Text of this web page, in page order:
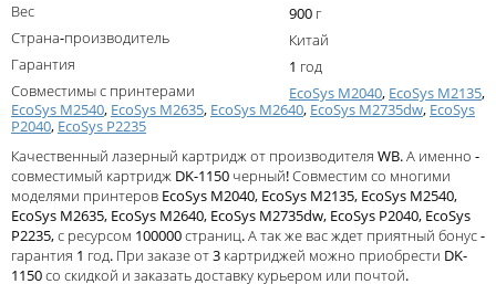
Ricoh
Samsung
Sharp
Toshiba
Xerox
Для франкировальной машины
Ленточные картриджи
Вес
900 г
Страна-производитель
Китай
Гарантия
1 год
Совместимы с принтерами
EcoSys M2040, EcoSys M2135,
EcoSys M2540, EcoSys M2635, EcoSys M2640, EcoSys M2735dw, EcoSys
P2040, EcoSys P2235
Качественный лазерный картридж от производителя WB. А именно -
совместимый картридж DK-1150 черный! Совместим со многими
моделями принтеров EcoSys M2040, EcoSys M2135, EcoSys M2540,
EcoSys M2635, EcoSys M2640, EcoSys M2735dw, EcoSys P2040, EcoSys
P2235, с ресурсом 100000 страниц. А так же вас ждет приятный бонус -
гарантия 1 год. При заказе от 3 картриджей можно приобрести DK-
1150 со скидкой и заказать доставку курьером или почтой.